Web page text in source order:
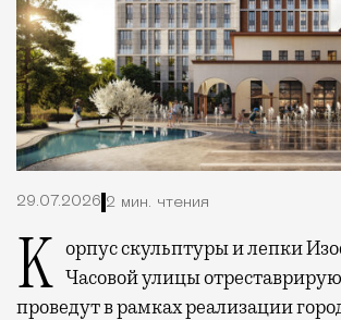
29.07.2026 2 мин. чтения
Корпус скульптуры и лепки Изофабрики на Часовой улицы
проведут в рамках реализации